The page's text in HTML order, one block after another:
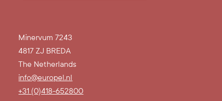
Minervum 7243
4817 ZJ BREDA
The Netherlands
info@europel.nl
+31 (0)418-652800